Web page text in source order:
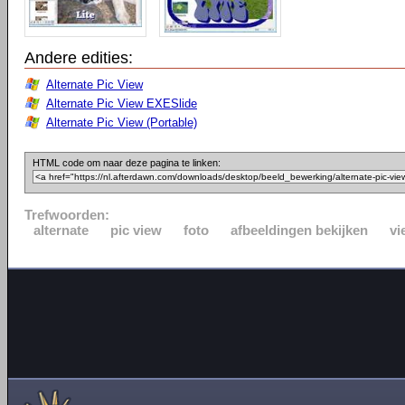
Andere edities:
Alternate Pic View
Alternate Pic View EXESlide
Alternate Pic View (Portable)
HTML code om naar deze pagina te linken:
Trefwoorden:
alternate
pic view foto afbeeldingen bekijken